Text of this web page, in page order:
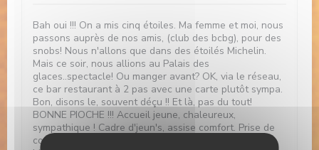
Bah oui !!! On a mis cinq étoiles. Ma femme et moi, nous
passons auprès de nos amis, (club des bcbg), pour des
snobs! Nous n'allons que dans des étoilés Michelin.
Mais ce soir, nous allions au Palais des
glaces..spectacle! Ou manger avant? OK, via le réseau,
ce bar restaurant à 2 pas avec une carte plutôt sympa.
Bon, disons le, souvent déçu !! Et là, pas du tout!
BONNE PIOCHE !!! Accueil jeune, chaleureux,
sympathique ! Cadre d'jeun's, assise comfort. Prise de
commande rapide du gentil responsable, service